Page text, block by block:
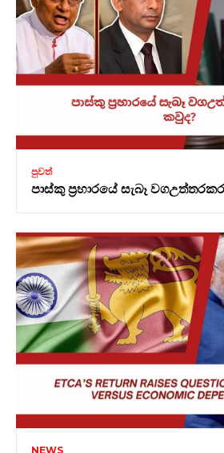
පුවත්
පාස්කු ප්‍රහාරයේ සැබෑ
NEWS